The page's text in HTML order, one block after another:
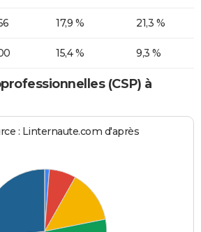
17,9 % 21,3 %
15,4 % 9,3 %
(CSP) à
: Linternaute.com d'après